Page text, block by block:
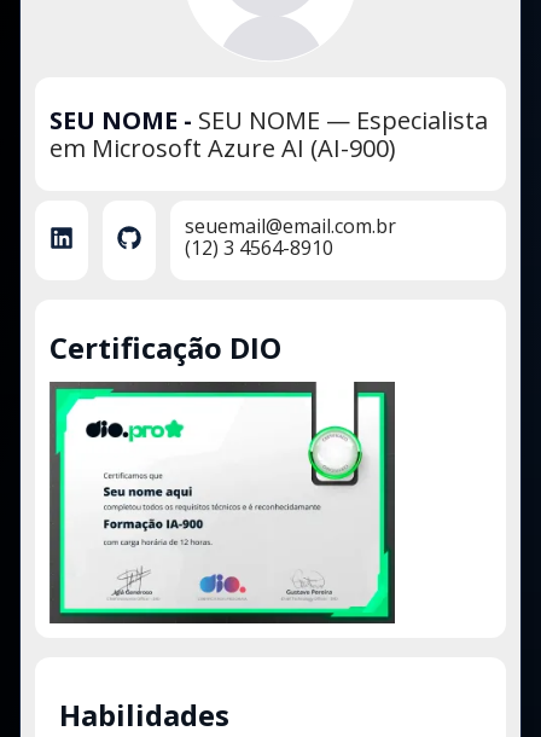
SEU NOME - SEU NOME — Especialista
em Microsoft Azure AI (AI-900)
seuemail@email.com.br
(12) 3 4564-8910
Certificação DIO
Habilidades